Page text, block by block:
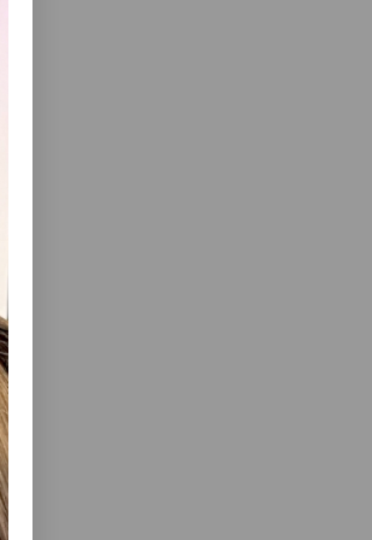
PETKIT BREEZY ZONE-EV HEYVANLARI